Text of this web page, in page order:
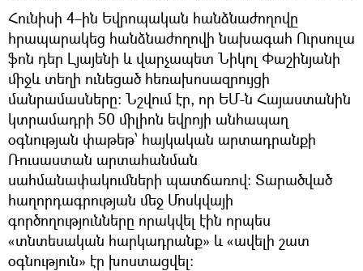
Հունիսի 4–ին Եվրոպական հանձնաժողովը
հրապարակեց հանձնաժողովի նախագահ Ուրսուլա
ֆոն դեր Լյայենի և վարչապետ Նիկոլ Փաշինյանի
միջև տեղի ունեցած հեռախոսազրույցի
մանրամասները։ Նշվում էր, որ ԵՄ-ն Հայաստանին
կտրամադրի 50 միլիոն եվրոյի անհապաղ
օգնության փաթեթ՝ հայկական արտադրանքի
Ռուսաստան արտահանման
սահմանափակումների պատճառով։ Տարածված
հաղորդագրության մեջ Մոսկվայի
գործողությունները որակվել էին որպես
«տնտեսական հարկադրանք» և «ավելի շատ
օգնություն» էր խոստացվել։